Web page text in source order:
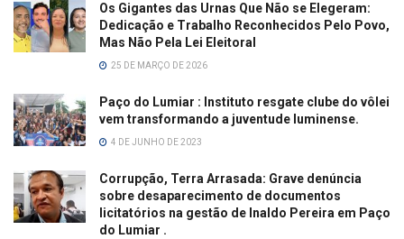
Os Gigantes das Urnas Que Não se Elegeram:
Dedicação e Trabalho Reconhecidos Pelo Povo,
Mas Não Pela Lei Eleitoral
25 DE MARÇO DE 2026
Paço do Lumiar : Instituto resgate clube do vôlei
vem transformando a juventude luminense.
4 DE JUNHO DE 2023
Corrupção, Terra Arrasada: Grave denúncia
sobre desaparecimento de documentos
licitatórios na gestão de Inaldo Pereira em Paço
do Lumiar .